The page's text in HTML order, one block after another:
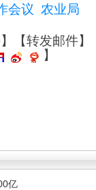
会议 农业局
】【转发邮件】
】
亿